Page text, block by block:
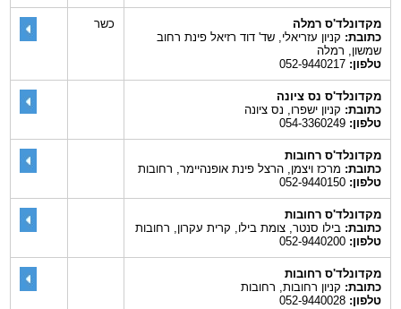
מקדונלד'ס רמלה
כתובת:קניון עזריאלי, שד' דוד רזיאל פינת רחוב
שמשון, רמלה
טלפון:052-9440217
כשר
מקדונלד'ס נס ציונה
כתובת:קניון ישפרו, נס ציונה
טלפון:054-3360249
מקדונלד'ס רחובות
כתובת:מרכז ויצמן, הרצל פינת אופנהיימר, רחובות
טלפון:052-9440150
מקדונלד'ס רחובות
כתובת:בילו סנטר, צומת בילו, קרית עקרון, רחובות
טלפון:052-9440200
מקדונלד'ס רחובות
כתובת:קניון רחובות, רחובות
טלפון:052-9440028